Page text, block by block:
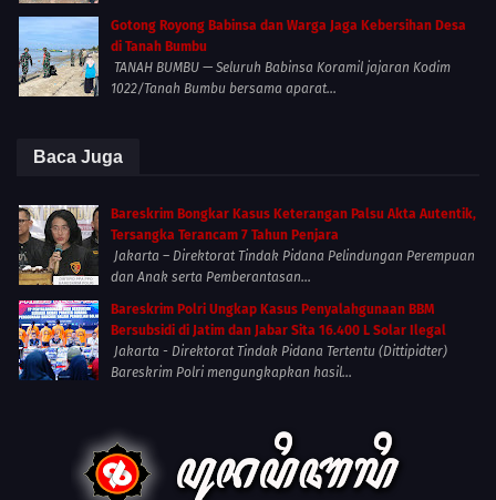
Gotong Royong Babinsa dan Warga Jaga Kebersihan Desa
di Tanah Bumbu
TANAH BUMBU — Seluruh Babinsa Koramil jajaran Kodim
1022/Tanah Bumbu bersama aparat...
Baca Juga
Bareskrim Bongkar Kasus Keterangan Palsu Akta Autentik,
Tersangka Terancam 7 Tahun Penjara
Jakarta – Direktorat Tindak Pidana Pelindungan Perempuan
dan Anak serta Pemberantasan...
Bareskrim Polri Ungkap Kasus Penyalahgunaan BBM
Bersubsidi di Jatim dan Jabar Sita 16.400 L Solar Ilegal
Jakarta - Direktorat Tindak Pidana Tertentu (Dittipidter)
Bareskrim Polri mengungkapkan hasil...